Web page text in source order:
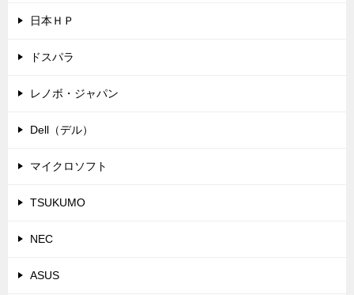
日本ＨＰ
ドスパラ
レノボ・ジャパン
Dell（デル）
マイクロソフト
TSUKUMO
NEC
ASUS